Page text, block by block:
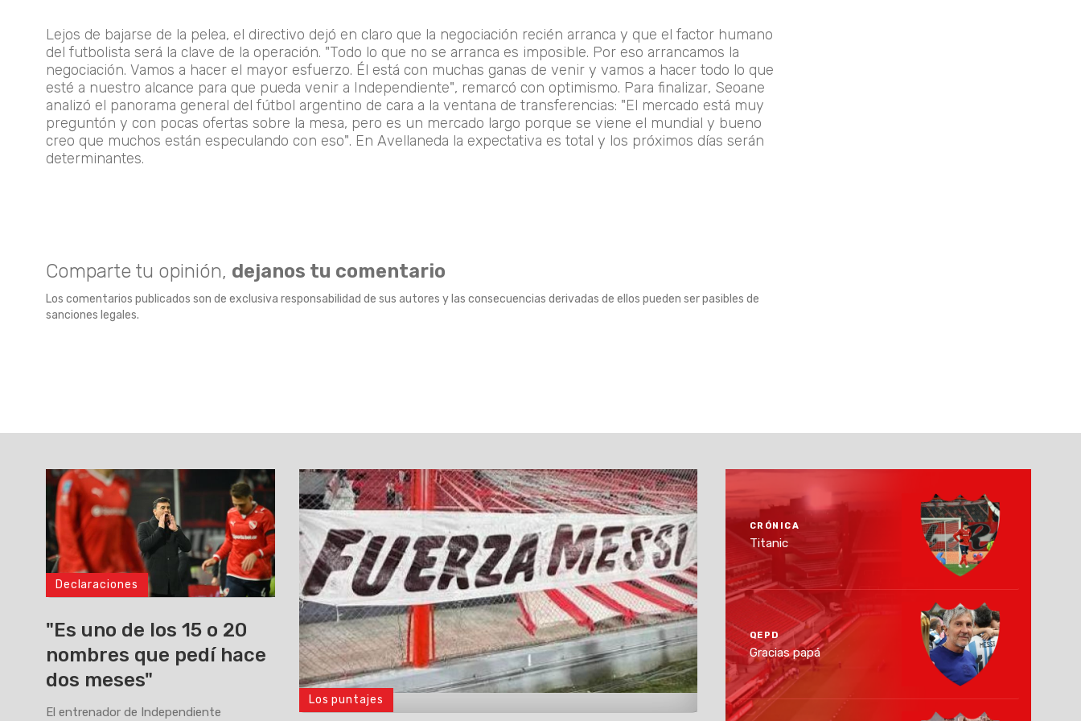
Lejos de bajarse de la pelea, el directivo dejó en claro que la negociación recién arranca y que el factor humano
del futbolista será la clave de la operación. "Todo lo que no se arranca es imposible. Por eso arrancamos la
negociación. Vamos a hacer el mayor esfuerzo. Él está con muchas ganas de venir y vamos a hacer todo lo que
esté a nuestro alcance para que pueda venir a Independiente", remarcó con optimismo. Para finalizar, Seoane
analizó el panorama general del fútbol argentino de cara a la ventana de transferencias: "El mercado está muy
preguntón y con pocas ofertas sobre la mesa, pero es un mercado largo porque se viene el mundial y bueno
creo que muchos están especulando con eso". En Avellaneda la expectativa es total y los próximos días serán
determinantes.
Comparte tu opinión, dejanos tu comentario
Los comentarios publicados son de exclusiva responsabilidad de sus autores y las consecuencias derivadas de ellos pueden ser pasibles de
sanciones legales.
Declaraciones
"Es uno de los 15 o 20
nombres que pedí hace
dos meses"
El entrenador de Independiente
Los puntajes
CRÓNICA
Titanic
QEPD
Gracias papá